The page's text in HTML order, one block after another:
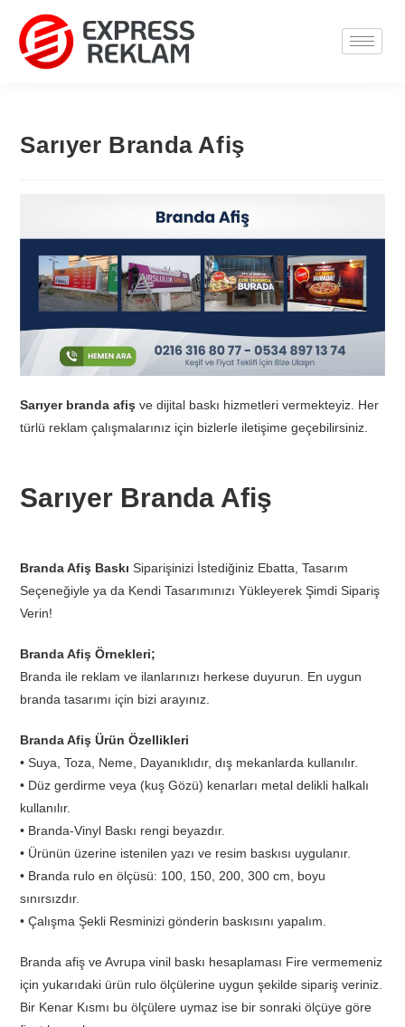
Sarıyer Branda Afiş
Sarıyer branda afiş ve dijital baskı hizmetleri vermekteyiz. Her
türlü reklam çalışmalarınız için bizlerle iletişime geçebilirsiniz.
Sarıyer Branda Afiş
Branda Afiş Baskı Siparişinizi İstediğiniz Ebatta, Tasarım
Seçeneğiyle ya da Kendi Tasarımınızı Yükleyerek Şimdi Sipariş
Verin!
Branda Afiş Örnekleri;
Branda ile reklam ve ilanlarınızı herkese duyurun. En uygun
branda tasarımı için bizi arayınız.
Branda Afiş Ürün Özellikleri
• Suya, Toza, Neme, Dayanıklıdır, dış mekanlarda kullanılır.
• Düz gerdirme veya (kuş Gözü) kenarları metal delikli halkalı
kullanılır.
• Branda-Vinyl Baskı rengi beyazdır.
• Ürünün üzerine istenilen yazı ve resim baskısı uygulanır.
• Branda rulo en ölçüsü: 100, 150, 200, 300 cm, boyu
sınırsızdır.
• Çalışma Şekli Resminizi gönderin baskısını yapalım.
Branda afiş ve Avrupa vinil baskı hesaplaması Fire vermemeniz
için yukarıdaki ürün rulo ölçülerine uygun şekilde sipariş veriniz.
Bir Kenar Kısmı bu ölçülere uymaz ise bir sonraki ölçüye göre